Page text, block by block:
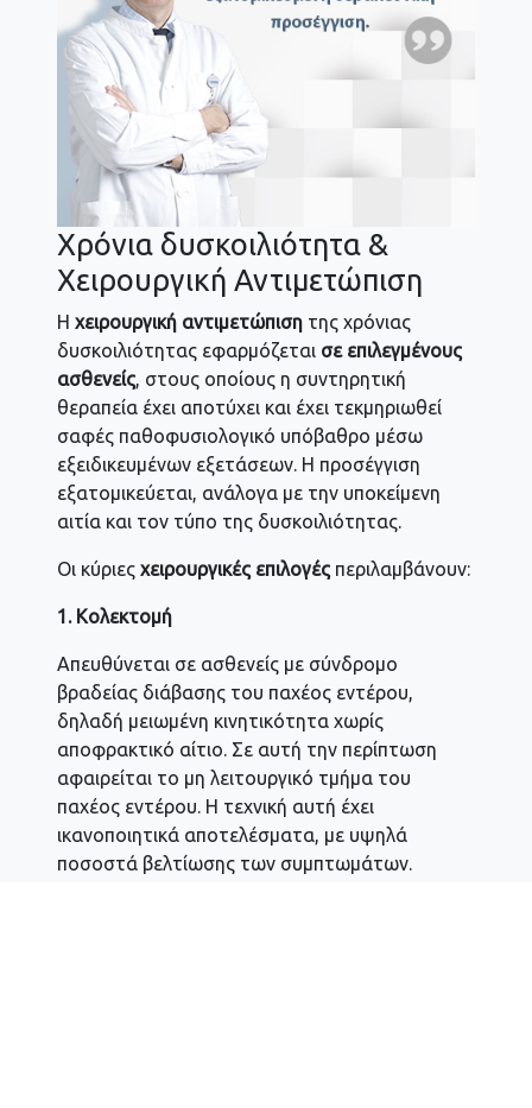
Χρόνια δυσκοιλιότητα &
Χειρουργική Αντιμετώπιση
Η χειρουργική αντιμετώπιση της χρόνιας
δυσκοιλιότητας εφαρμόζεται σε επιλεγμένους
ασθενείς, στους οποίους η συντηρητική
θεραπεία έχει αποτύχει και έχει τεκμηριωθεί
σαφές παθοφυσιολογικό υπόβαθρο μέσω
εξειδικευμένων εξετάσεων. Η προσέγγιση
εξατομικεύεται, ανάλογα με την υποκείμενη
αιτία και τον τύπο της δυσκοιλιότητας.
Οι κύριες χειρουργικές επιλογές περιλαμβάνουν:
1. Κολεκτομή
Απευθύνεται σε ασθενείς με σύνδρομο
βραδείας διάβασης του παχέος εντέρου,
δηλαδή μειωμένη κινητικότητα χωρίς
αποφρακτικό αίτιο. Σε αυτή την περίπτωση
αφαιρείται το μη λειτουργικό τμήμα του
παχέος εντέρου. Η τεχνική αυτή έχει
ικανοποιητικά αποτελέσματα, με υψηλά
ποσοστά βελτίωσης των συμπτωμάτων.